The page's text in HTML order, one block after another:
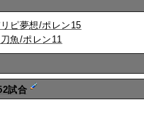
ピ夢想/ポレン15
魚/ポレン11
試合